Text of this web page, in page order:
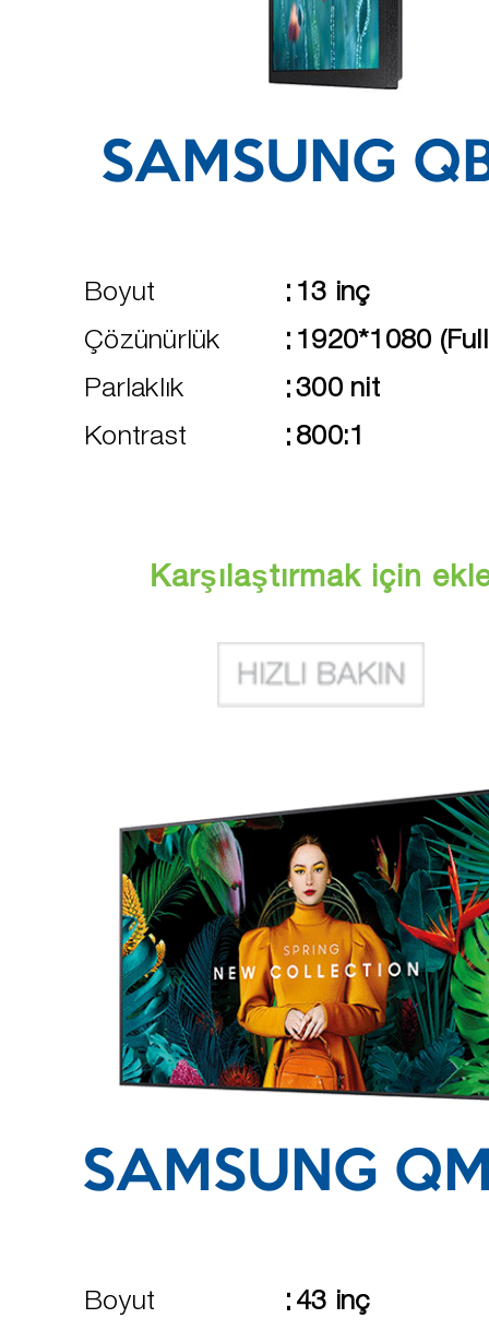
SAMSUNG
Boyut : 13 inç
Çözünürlük
: 1920*1080
Parlaklık
: 300 nit
Kontrast
: 800:1
Karşılaştırmak için
SAMSUNG
Boyut : 43 inç